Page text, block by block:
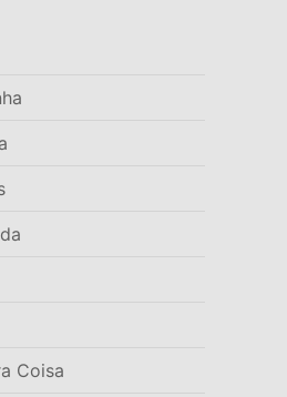
Coisa